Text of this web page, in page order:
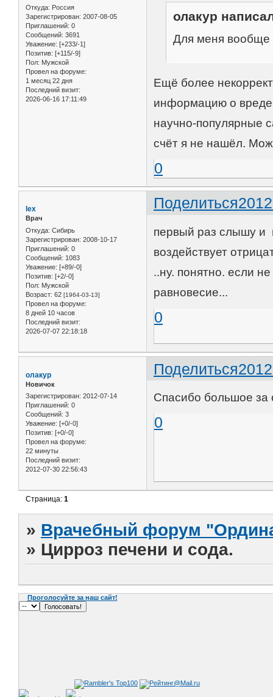
Откуда: Россия
Зарегистрирован: 2007-08-05
Приглашений: 0
Сообщений: 3691
Уважение: [+233/-1]
Позитив: [+115/-9]
Пол: Мужской
Провел на форуме:
1 месяц 22 дня
Последний визит:
2026-06-16 17:11:49
олакур
Для меня вообще
Ещё более
информацию о вреде
научно-популярные
счёт я не нашёл.
0
Поделиться
lex
Врач
Откуда: Сибирь
Зарегистрирован: 2008-10-17
Приглашений: 0
Сообщений: 1083
Уважение: [+89/-0]
Позитив: [+2/-0]
Пол: Мужской
Возраст: 62 [1964-03-13]
Провел на форуме:
8 дней 10 часов
Последний визит:
2026-07-07 22:18:18
первый раз слышу и
воздействует
..ну. понятно. если
равновесие...
0
Поделиться
олакур
Новичок
Зарегистрирован: 2012-07-14
Приглашений: 0
Сообщений: 3
Уважение: [+0/-0]
Позитив: [+0/-0]
Провел на форуме:
22 минуты
Последний визит:
2012-07-30 22:56:43
Спасибо большое за
0
Страница:1
» Врачебный форум
» Цирроз печени и сода.
Проголосуйте за наш сайт!